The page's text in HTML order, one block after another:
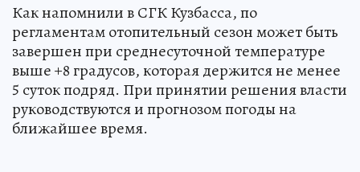
Как напомнили в СГК Кузбасса, по
регламентам отопительный сезон может быть
завершен при среднесуточной температуре
выше +8 градусов, которая держится не менее
5 суток подряд. При принятии решения власти
руководствуются и прогнозом погоды на
ближайшее время.